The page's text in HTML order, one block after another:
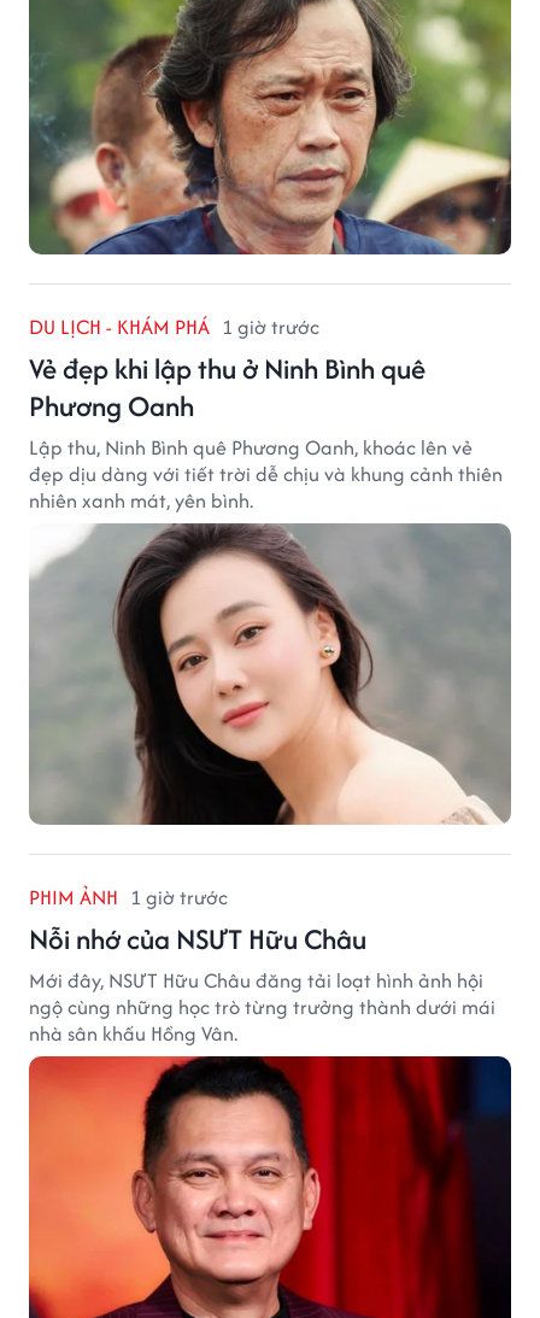
DU LỊCH - KHÁM PHÁ 1 giờ trước
Vẻ đẹp khi lập thu ở Ninh Bình quê
Phương Oanh
Lập thu, Ninh Bình quê Phương Oanh, khoác lên vẻ
đẹp dịu dàng với tiết trời dễ chịu và khung cảnh thiên
nhiên xanh mát, yên bình.
PHIM ẢNH 1 giờ trước
Nỗi nhớ của NSƯT Hữu Châu
Mới đây, NSƯT Hữu Châu đăng tải loạt hình ảnh hội
ngộ cùng những học trò từng trưởng thành dưới mái
nhà sân khấu Hồng Vân.